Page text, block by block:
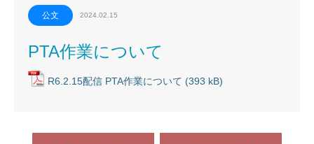
公文 2024.02.15
PTA作業について
R6.2.15配信 PTA作業について